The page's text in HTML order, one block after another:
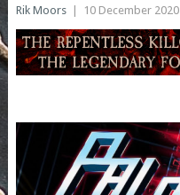
Rik Moors 10 December 2020